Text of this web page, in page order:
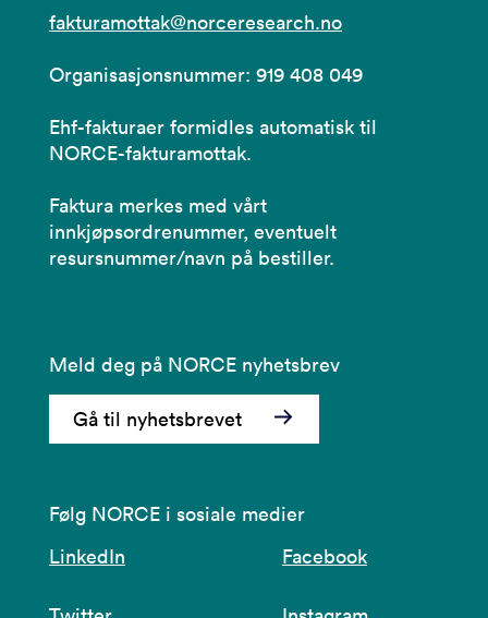
fakturamottak@norceresearch.no
Organisasjonsnummer: 919 408 049
Ehf-fakturaer formidles automatisk til
NORCE-fakturamottak.
Faktura merkes med vårt
innkjøpsordrenummer, eventuelt
resursnummer/navn på bestiller.
Meld deg på NORCE nyhetsbrev
Gå til nyhetsbrevet
Følg NORCE i sosiale medier
LinkedIn
Facebook